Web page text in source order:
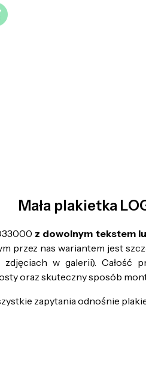
Mała plakietka
z dowolnym tekstem
nas wariantem jest
w galerii). Całość
oraz skuteczny sposób
zapytania odnośnie